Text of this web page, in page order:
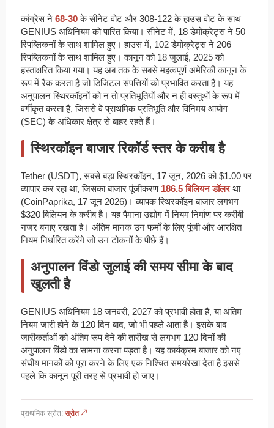
कांग्रेस ने 68-30के सीनेट वोट और 308-122 के हाउस वोट के साथ
GENIUS अधिनियम को पारित किया। सीनेट में, 18 डेमोक्रेट्स ने 50
रिपब्लिकनों के साथ शामिल हुए। हाउस में, 102 डेमोक्रेट्स ने 206
रिपब्लिकनों के साथ शामिल हुए। कानून को 18 जुलाई, 2025 को
हस्ताक्षरित किया गया। यह अब तक के सबसे महत्वपूर्ण अमेरिकी कानून के
रूप में रैंक करता है जो डिजिटल संपत्तियों को प्रभावित करता है। यह
अनुपालन स्थिरकॉइनों को न तो प्रतिभूतियों और न ही वस्तुओं के रूप में
वर्गीकृत करता है, जिससे वे प्राथमिक प्रतिभूति और विनिमय आयोग
(SEC) के अधिकार क्षेत्र से बाहर रहते हैं।
स्थिरकॉइन बाजार रिकॉर्ड स्तर के करीब है
Tether (USDT), सबसे बड़ा स्थिरकॉइन, 17 जून, 2026 को $1.00 पर
व्यापार कर रहा था, जिसका बाजार पूंजीकरण 186.5 बिलियन डॉलरथा
(CoinPaprika, 17 जून 2026)। व्यापक स्थिरकॉइन बाजार लगभग
$320 बिलियन के करीब है। यह पैमाना उद्योग में नियम निर्माण पर करीबी
नजर बनाए रखता है। अंतिम मानक उन फर्मों के लिए पूंजी और आरक्षित
नियम निर्धारित करेंगे जो उन टोकनों के पीछे हैं।
अनुपालन विंडो जुलाई की समय सीमा के बाद
खुलती है
GENIUS अधिनियम 18 जनवरी, 2027 को प्रभावी होता है, या अंतिम
नियम जारी होने के 120 दिन बाद, जो भी पहले आता है। इसके बाद
जारीकर्ताओं को अंतिम रूप देने की तारीख से लगभग 120 दिनों की
अनुपालन विंडो का सामना करना पड़ता है। यह कार्यक्रम बाजार को नए
संघीय मानकों को पूरा करने के लिए एक निश्चित समयरेखा देता है इससे
पहले कि कानून पूरी तरह से प्रभावी हो जाए।
प्राथमिक स्रोत: स्रोत ↗